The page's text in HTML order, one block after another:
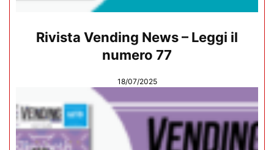
Rivista Vending News – Leggi il
numero 77
18/07/2025